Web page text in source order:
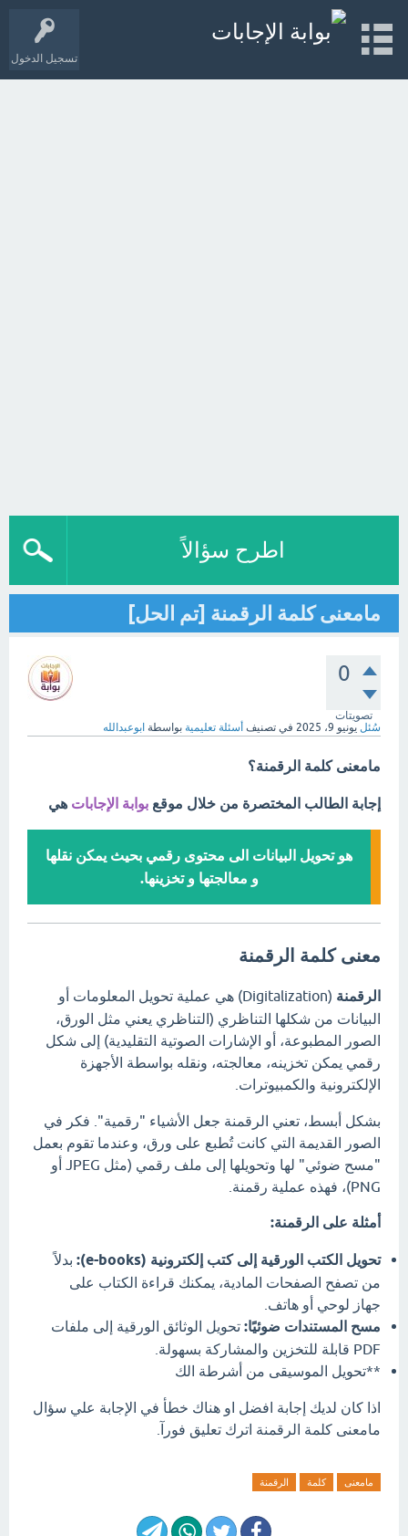
تسجيل الدخول
اطرح سؤالاً
مامعنى كلمة الرقمنة [تم الحل]
0
تصويتات
سُئل يونيو 9، 2025 في تصنيف أسئلة تعليمية بواسطة ابوعبدالله
مامعنى كلمة الرقمنة؟
إجابة الطالب المختصرة من خلال موقع بوابة الإجابات هي
هو تحويل البيانات الى محتوى رقمي بحيث يمكن نقلها
و معالجتها و تخزينها.
معنى كلمة الرقمنة
الرقمنة
(Digitalization) هي عملية تحويل المعلومات أو
البيانات من شكلها التناظري (التناظري يعني مثل الورق،
الصور المطبوعة، أو الإشارات الصوتية التقليدية) إلى شكل
رقمي يمكن تخزينه، معالجته، ونقله بواسطة الأجهزة
الإلكترونية والكمبيوترات.
بشكل أبسط، تعني الرقمنة جعل الأشياء "رقمية". فكر في
الصور القديمة التي كانت تُطبع على ورق، وعندما تقوم بعمل
"مسح ضوئي" لها وتحويلها إلى ملف رقمي (مثل JPEG أو
PNG)، فهذه عملية رقمنة.
أمثلة على الرقمنة:
تحويل الكتب الورقية إلى كتب إلكترونية (e-books):
بدلاً
من تصفح الصفحات المادية، يمكنك قراءة الكتاب على
جهاز لوحي أو هاتف.
مسح المستندات ضوئيًا: تحويل الوثائق الورقية إلى ملفات
PDF قابلة للتخزين والمشاركة بسهولة.
**تحويل الموسيقى من أشرطة الك
اذا كان لديك إجابة افضل او هناك خطأ في الإجابة علي سؤال
مامعنى كلمة الرقمنة اترك تعليق فورآ.
مامعنى كلمة الرقمنة